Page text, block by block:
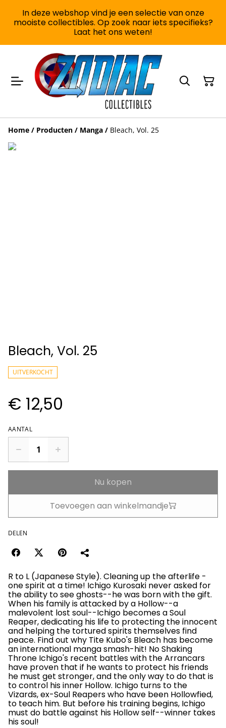
In deze webshop vind je een selectie van onze
mooiste collectibles. Op zoek naar iets specifieks?
Laat het ons weten!
Home / Producten / Manga / Bleach, Vol. 25
Bleach, Vol. 25
UITVERKOCHT
€ 12,50
AANTAL
Nu kopen
Toevoegen aan winkelmandje
DELEN
R to L (Japanese Style). Cleaning up the afterlife -
one spirit at a time! Ichigo Kurosaki never asked for
the ability to see ghosts--he was born with the gift.
When his family is attacked by a Hollow--a
malevolent lost soul--Ichigo becomes a Soul
Reaper, dedicating his life to protecting the innocent
and helping the tortured spirits themselves find
peace. Find out why Tite Kubo's Bleach has become
an international manga smash-hit! No Shaking
Throne Ichigo's recent battles with the Arrancars
have proven that if he wants to protect his friends
he must get stronger, and the only way to do that is
to control his inner Hollow. Ichigo turns to the
Vizards, ex-Soul Reapers who have been Hollowfied,
to teach him. But before his training begins, Ichigo
must do battle against his Hollow self--winner takes
his soul!